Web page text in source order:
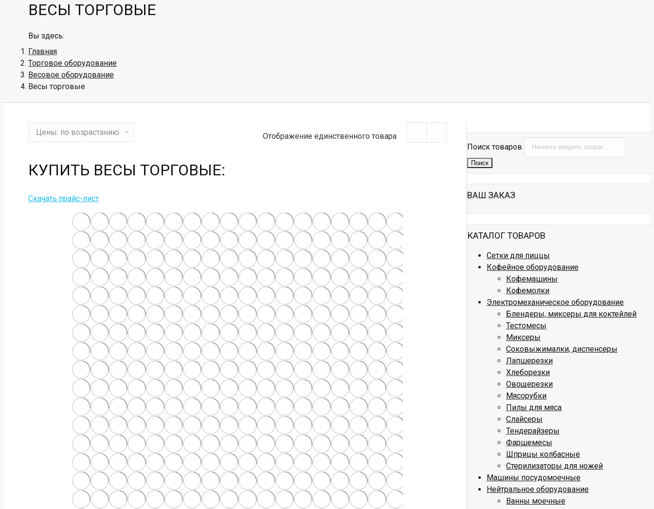
ВЕСЫ ТОРГОВЫЕ
Вы здесь:
Главная
Торговое оборудование
Весовое оборудование
Весы торговые
Отображение единственного товара
КУПИТЬ ВЕСЫ ТОРГОВЫЕ:
Скачать прайс-лист
Поиск товаров
Поиск
ВАШ ЗАКАЗ
КАТАЛОГ ТОВАРОВ
Сетки для пиццы
Кофейное оборудование
Кофемашины
Кофемолки
Электромеханическое оборудование
Блендеры, миксеры для коктейлей
Тестомесы
Миксеры
Соковыжималки, диспенсеры
Лапшерезки
Хлеборезки
Овощерезки
Мясорубки
Пилы для мяса
Слайсеры
Тендерайзеры
Фаршемесы
Шприцы колбасные
Стерилизаторы для ножей
Машины посудомоечные
Нейтральное оборудование
Ванны моечные